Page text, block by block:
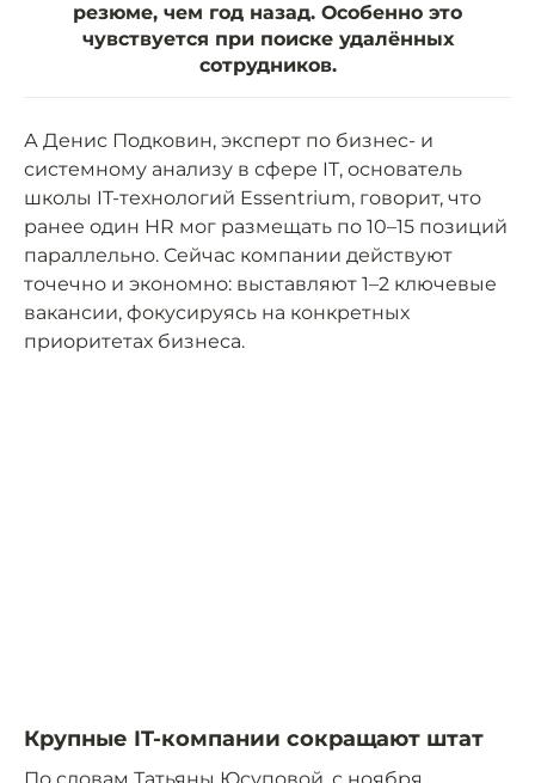
резюме, чем год назад. Особенно это
чувствуется при поиске удалённых
сотрудников.
А Денис Подковин, эксперт по бизнес- и
системному анализу в сфере IT, основатель
школы IT-технологий Essentrium, говорит, что
ранее один HR мог размещать по 10–15 позиций
параллельно. Сейчас компании действуют
точечно и экономно: выставляют 1–2 ключевые
вакансии, фокусируясь на конкретных
приоритетах бизнеса.
Крупные IT-компании сокращают штат